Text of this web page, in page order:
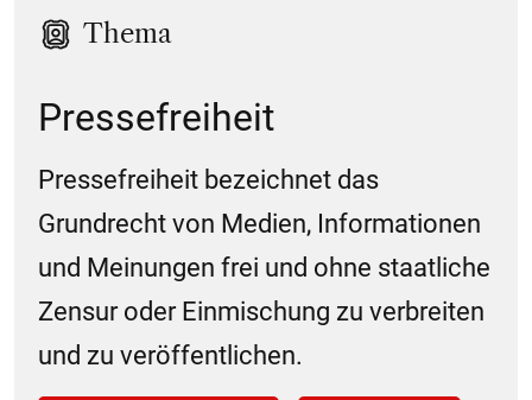
Thema
Pressefreiheit
Pressefreiheit bezeichnet das
Grundrecht von Medien, Informationen
und Meinungen frei und ohne staatliche
Zensur oder Einmischung zu verbreiten
und zu veröffentlichen.